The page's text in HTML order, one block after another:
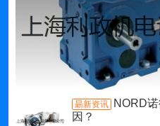
朂新资讯
NORD
因？